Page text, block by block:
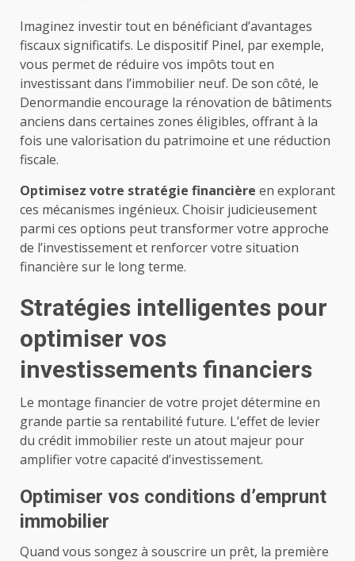
Imaginez investir tout en bénéficiant d’avantages
fiscaux significatifs. Le dispositif Pinel, par exemple,
vous permet de réduire vos impôts tout en
investissant dans l’immobilier neuf. De son côté, le
Denormandie encourage la rénovation de bâtiments
anciens dans certaines zones éligibles, offrant à la
fois une valorisation du patrimoine et une réduction
fiscale.
Optimisez votre stratégie financière en explorant
ces mécanismes ingénieux. Choisir judicieusement
parmi ces options peut transformer votre approche
de l’investissement et renforcer votre situation
financière sur le long terme.
Stratégies intelligentes pour
optimiser vos
investissements financiers
Le montage financier de votre projet détermine en
grande partie sa rentabilité future. L’effet de levier
du crédit immobilier reste un atout majeur pour
amplifier votre capacité d’investissement.
Optimiser vos conditions d’emprunt
immobilier
Quand vous songez à souscrire un prêt, la première